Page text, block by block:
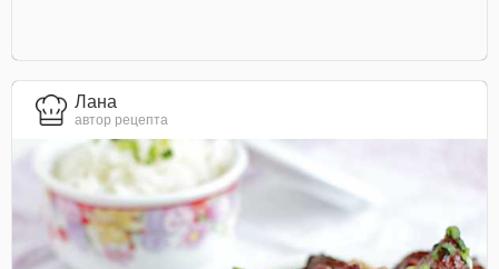
Лана
автор рецепта